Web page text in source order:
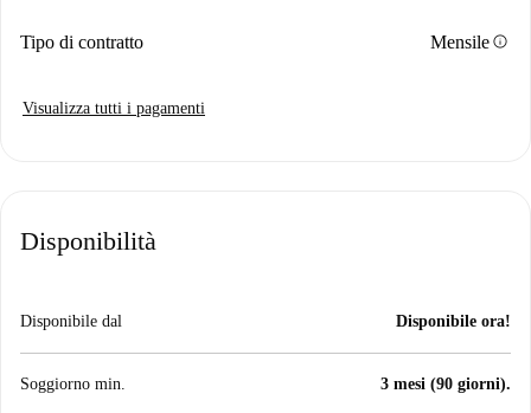
Tipo di contratto Mensileinfo
Visualizza tutti i pagamenti
Disponibilità
Disponibile dal Disponibile ora!
Soggiorno min. 3 mesi (90 giorni).